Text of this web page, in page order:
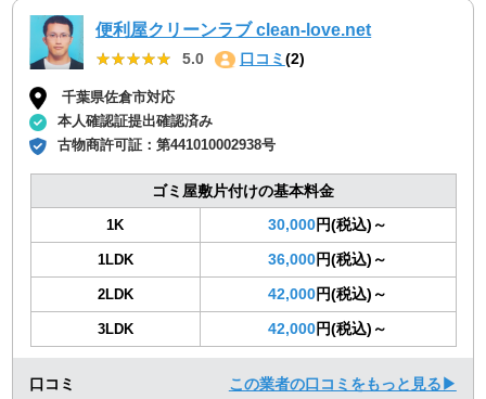
便利屋クリーンラブ clean-love.net
★★★★★
★★★★★ 5.0 口コミ (2)
千葉県佐倉市対応
本人確認証提出確認済み
古物商許可証：第441010002938号
ゴミ屋敷片付けの基本料金
1K 30,000円(税込)～
1LDK 36,000円(税込)～
2LDK 42,000円(税込)～
3LDK 42,000円(税込)～
口コミ この業者の口コミをもっと見る▶